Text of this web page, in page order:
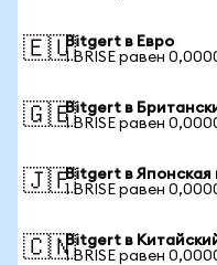
🇪🇺Bitgert в Евро
1 BRISE равен
🇬🇧Bitgert в
1 BRISE равен
🇯🇵Bitgert в Японская
1 BRISE равен
🇨🇳Bitgert в
1 BRISE равен